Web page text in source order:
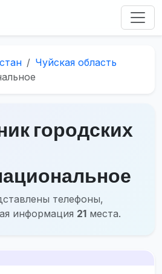
Чуйская область
городских
телефоны,
информация 21 места.